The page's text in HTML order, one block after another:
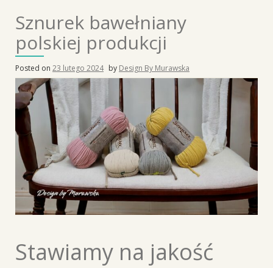
Sznurek bawełniany
polskiej produkcji
Posted on 23 lutego 2024 by Design By Murawska
Stawiamy na jakość